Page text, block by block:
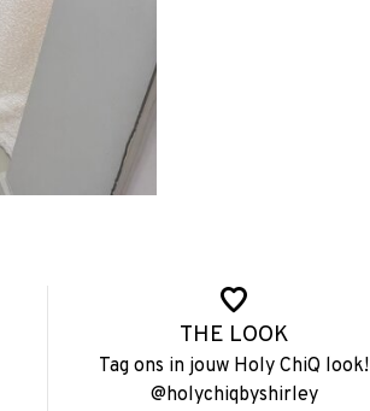
THE LOOK
Tag ons in jouw Holy ChiQ look!
@holychiqbyshirley